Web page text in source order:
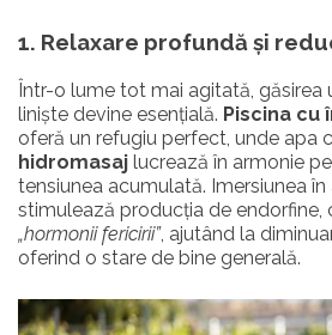
1. Relaxare profundă și
Într-o lume tot mai agitată, găsirea
liniște devine esențială. Piscina
oferă un refugiu perfect, unde apa
hidromasaj lucrează în armonie
tensiunea acumulată. Imersiunea
stimulează producția de endorfine,
„hormonii fericirii”, ajutând la
oferind o stare de bine generală.